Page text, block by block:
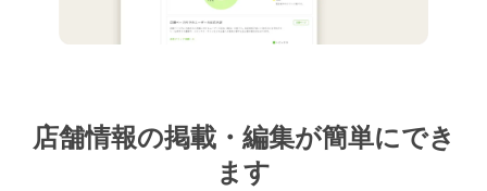
店舗情報の掲載・編集が簡単にでき
ます